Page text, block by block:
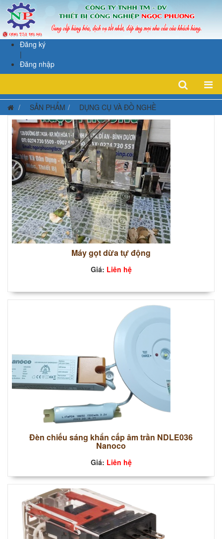
Đăng ký
|
Đăng nhập
SẢN PHẨM DỤNG CỤ VÀ ĐỒ NGHỀ
Máy gọt dừa tự động
Giá: Liên hệ
Đèn chiếu sáng khẩn cấp âm trần NDLE036
Nanoco
Giá: Liên hệ